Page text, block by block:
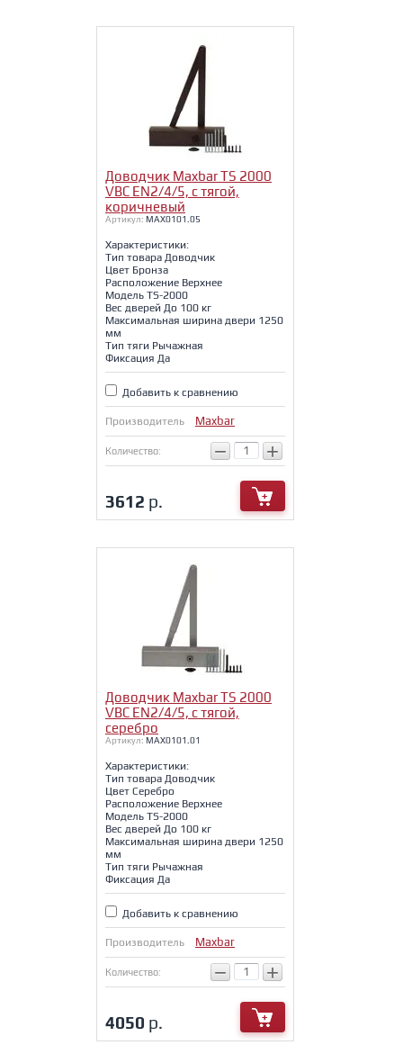
Доводчик Maxbar TS 2000
VBC EN2/4/5, c тягой,
коричневый
Артикул: MAX0101.05
Характеристики:
Тип товара Доводчик
Цвет Бронза
Расположение Верхнее
Модель TS-2000
Вес дверей До 100 кг
Максимальная ширина двери 1250
мм
Тип тяги Рычажная
Фиксация Да
Добавить к сравнению
Производитель Maxbar
Количество: − +
3612 р.
Доводчик Maxbar TS 2000
VBC EN2/4/5, c тягой,
серебро
Артикул: MAX0101.01
Характеристики:
Тип товара Доводчик
Цвет Серебро
Расположение Верхнее
Модель TS-2000
Вес дверей До 100 кг
Максимальная ширина двери 1250
мм
Тип тяги Рычажная
Фиксация Да
Добавить к сравнению
Производитель Maxbar
Количество: − +
4050 р.